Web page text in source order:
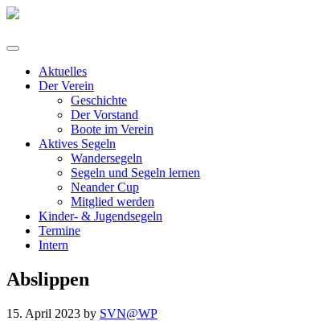
Aktuelles
Der Verein
Geschichte
Der Vorstand
Boote im Verein
Aktives Segeln
Wandersegeln
Segeln und Segeln lernen
Neander Cup
Mitglied werden
Kinder- & Jugendsegeln
Termine
Intern
Abslippen
15. April 2023 by SVN@WP